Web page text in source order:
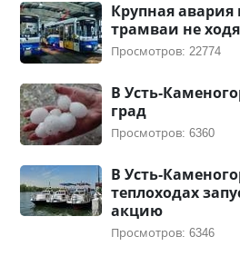
Крупная авария
трамваи не
Просмотров: 22774
В Усть-
град
Просмотров: 6360
В Усть-
теплоходах
акцию
Просмотров: 6346